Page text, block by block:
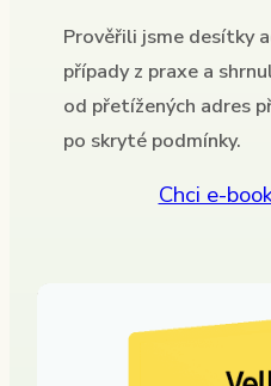
Prověřili jsme desítky
případy z praxe a
od přetížených adres
po skryté podmínky.
Chci e-